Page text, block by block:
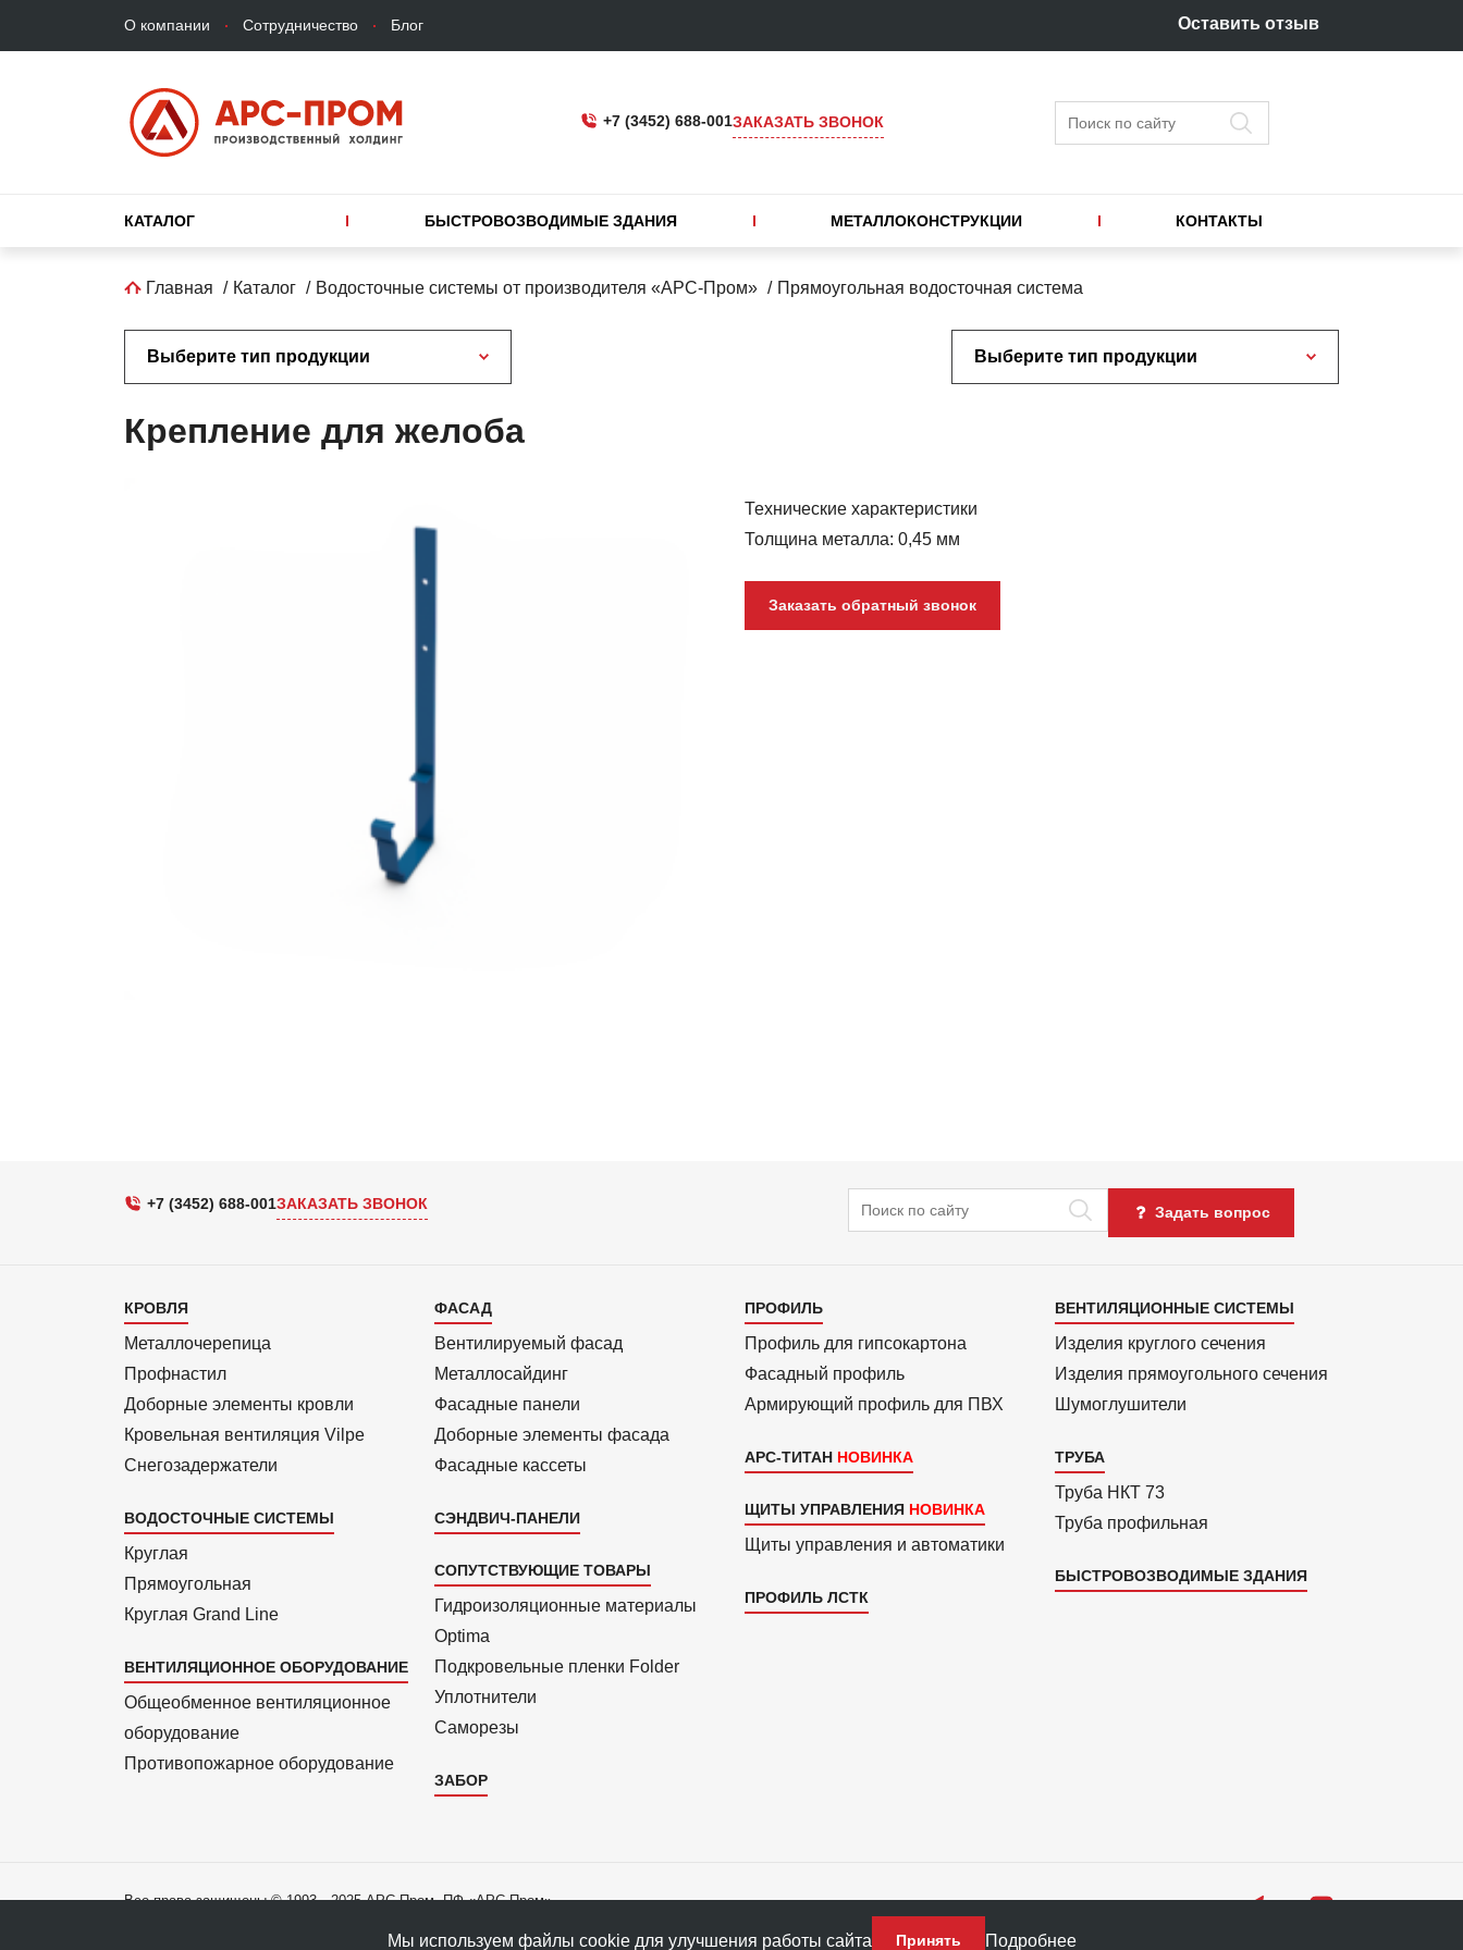
Верхнее
меню
О компании Сотрудничество Блог Оставить отзыв
+7 (3452) 688-001ЗАКАЗАТЬ ЗВОНОК Поиск
Основная
КАТАЛОГ БЫСТРОВОЗВОДИМЫЕ ЗДАНИЯ МЕТАЛЛОКОНСТРУКЦИИ КОНТАКТЫ
Строка
Главная Каталог Водосточные системы от производителя «АРС-Пром» Прямоугольная водосточная система
Выберите тип продукции Выберите тип продукции
Крепление для желоба
Технические характеристики
Толщина металла: 0,45 мм
Заказать обратный звонок
+7 (3452) 688-001ЗАКАЗАТЬ ЗВОНОК Поиск Задать вопрос
Каталог
1
КРОВЛЯ
Металлочерепица
Профнастил
Доборные элементы кровли
Кровельная вентиляция Vilpe
Снегозадержатели
ВОДОСТОЧНЫЕ СИСТЕМЫ
Круглая
Прямоуголь­ная
Круглая Grand Line
ВЕНТИЛЯЦИОННОЕ ОБОРУДОВАНИЕ
Общеобменное вентиляционное
оборудование
Противопожарное оборудование
Каталог
2
ФАСАД
Вентилиру­емый фасад
Металло­сайдинг
Фасадные панели
Доборные элементы фасада
Фасадные кассеты
СЭНДВИЧ-ПАНЕЛИ
СОПУТСТВУЮЩИЕ ТОВАРЫ
Гидроизоля­ционные материалы
Optima
Подкровель­ные пленки Folder
Уплотнители
Саморезы
ЗАБОР
Каталог
3
ПРОФИЛЬ
Профиль для гипсо­картона
Фасадный профиль
Армиру­ю­щий профиль для ПВХ
АРС-ТИТАН
ЩИТЫ УПРАВЛЕНИЯ
Щиты управления и автоматики
ПРОФИЛЬ ЛСТК
Каталог
4
ВЕНТИЛЯЦИОННЫЕ СИСТЕМЫ
Изделия круглого сечения
Изделия прямоуголь­ного сечения
Шумоглушители
ТРУБА
Труба НКТ 73
Труба профильная
БЫСТРОВОЗВОДИМЫЕ ЗДАНИЯ
Все права защищены © 1993—2025 АРС-Пром, ПФ «АРС-Пром»
Политика конфиденциальности данныхМы используем файлы cookie для улучшения работы сайта Принять Подробнее